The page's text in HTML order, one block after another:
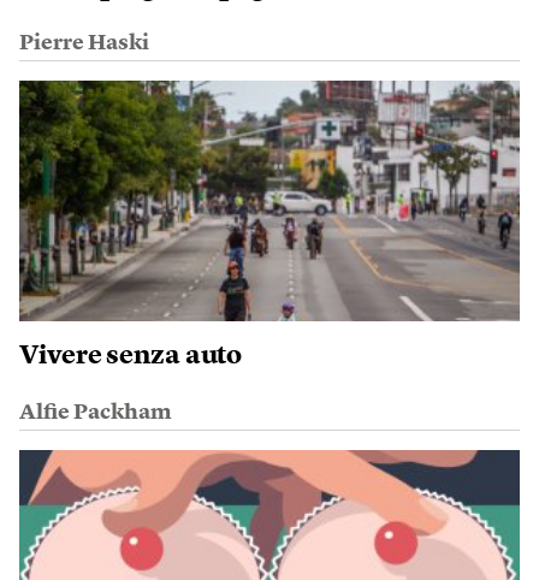
Pierre Haski
Vivere senza auto
Alfie Packham